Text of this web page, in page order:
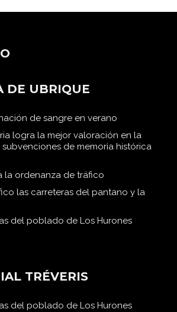
DE UBRIQUE
de sangre en verano
logra la mejor valoración en la
de memoria histórica
la ordenanza de tráfico
las carreteras del pantano y la
del poblado de Los Hurones
TRÉVERIS
del poblado de Los Hurones